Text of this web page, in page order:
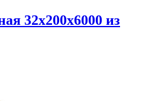
32х200х6000 из